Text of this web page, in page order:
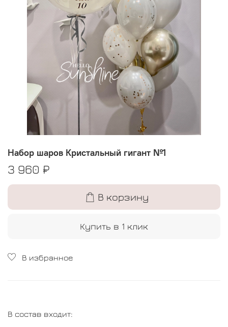
Набор шаров Кристальный гигант №1
3 960 ₽
В корзину
Купить в 1 клик
В избранное
В состав входит: